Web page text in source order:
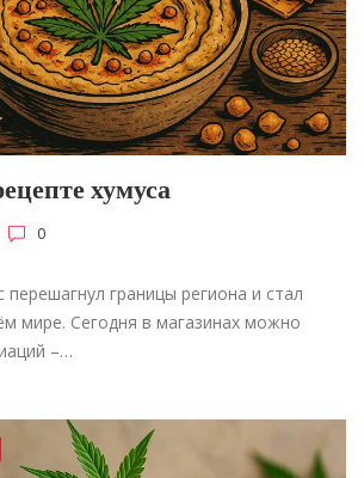
хумуса
0
границы региона и стал
мире. Сегодня в магазинах можно
–…